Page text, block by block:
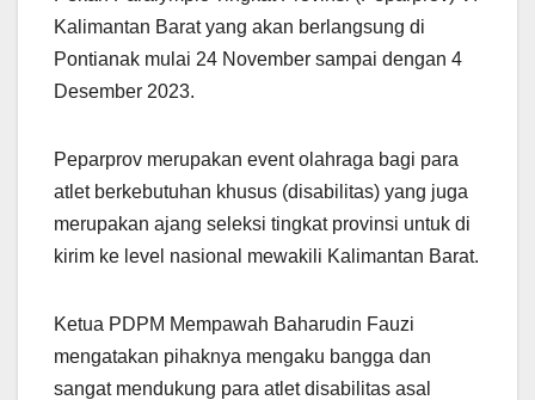
Kalimantan Barat yang akan berlangsung di
Pontianak mulai 24 November sampai dengan 4
Desember 2023.
Peparprov merupakan event olahraga bagi para
atlet berkebutuhan khusus (disabilitas) yang juga
merupakan ajang seleksi tingkat provinsi untuk di
kirim ke level nasional mewakili Kalimantan Barat.
Ketua PDPM Mempawah Baharudin Fauzi
mengatakan pihaknya mengaku bangga dan
sangat mendukung para atlet disabilitas asal